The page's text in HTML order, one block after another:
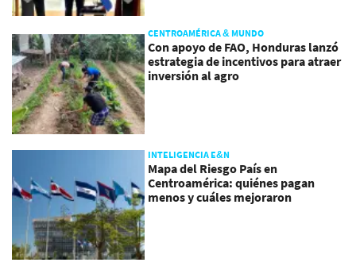
CENTROAMÉRICA & MUNDO
Con apoyo de FAO, Honduras lanzó
estrategia de incentivos para atraer
inversión al agro
INTELIGENCIA E&N
Mapa del Riesgo País en
Centroamérica: quiénes pagan
menos y cuáles mejoraron